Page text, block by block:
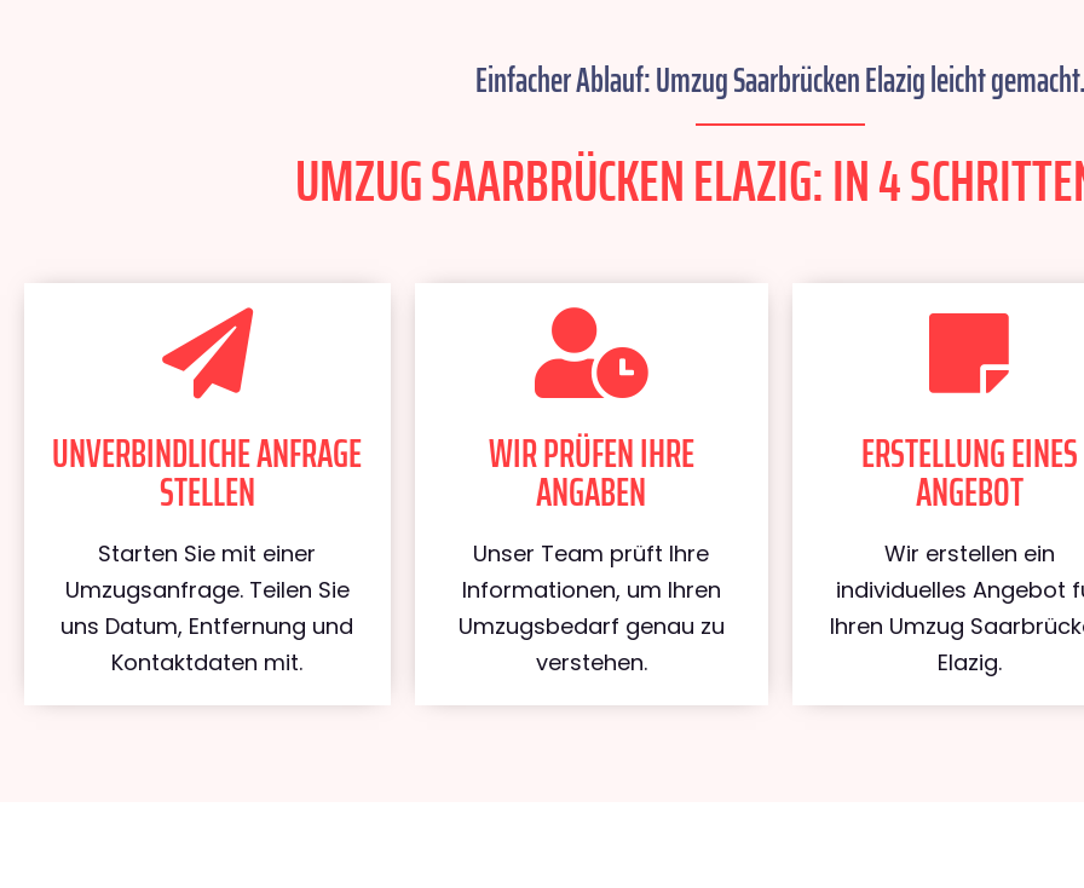
Einfacher Ablauf: Umzug Saarbrücken Elazig leicht
UMZUG SAARBRÜCKEN ELAZIG: IN 4
UNVERBINDLICHE ANFRAGE
STELLEN
Starten Sie mit einer
Umzugsanfrage. Teilen Sie
uns Datum, Entfernung und
Kontaktdaten mit.
WIR PRÜFEN IHRE
ANGABEN
Unser Team prüft Ihre
Informationen, um Ihren
Umzugsbedarf genau zu
verstehen.
ERSTELLUNG EINES
ANGEBOT
Wir erstellen ein
individuelles Angebot
Ihren Umzug
Elazig.